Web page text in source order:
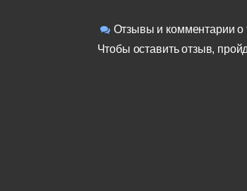
Отзывы и комментарии о
Чтобы оставить отзыв,